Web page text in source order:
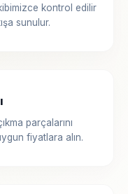
kontrol edilir
sunulur.
parçalarını
fiyatlara alın.